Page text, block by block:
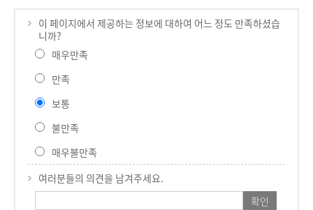
이 페이지에서 제공하는 정보에 대하여 어느 정도 만족하셨습
니까?
매우만족
만족
보통
불만족
매우불만족
여러분들의 의견을 남겨주세요.